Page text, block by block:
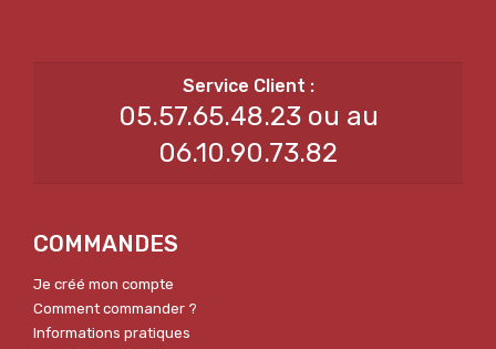
05.57.65.48.23 ou au
06.10.90.73.82
COMMANDES
Je créé mon compte
Comment commander ?
Informations pratiques